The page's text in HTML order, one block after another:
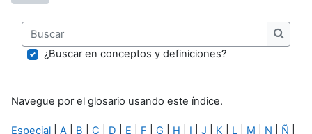
Buscar
Buscar
¿Buscar en conceptos y definiciones?
Navegue por el glosario usando este índice.
Especial A B C D E F G H I J K L M N Ñ